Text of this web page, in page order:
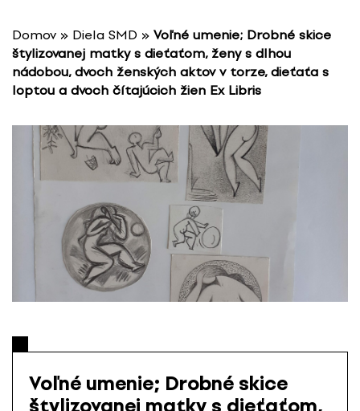
Domov » Diela SMD » Voľné umenie; Drobné skice
štylizovanej matky s dieťaťom, ženy s dlhou
nádobou, dvoch ženských aktov v torze, dieťaťa s
loptou a dvoch čítajúcich žien Ex Libris
Voľné umenie; Drobné skice
štylizovanej matky s dieťaťom,